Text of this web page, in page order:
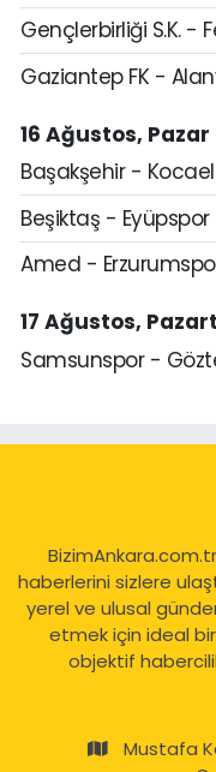
Gençlerbirliği S.K. -
Gaziantep FK -
16 Ağustos, Pazar
Başakşehir -
Beşiktaş - Eyüpspor
Amed -
17 Ağustos,
Samsunspor -
haberlerini sizlere
yerel ve ulusal
etmek için ideal
objektif
Mustafa